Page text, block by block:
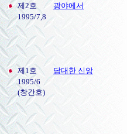
제2호
1995/7,8
광야에서
제1호
1995/6
(창간호)
담대한 신앙